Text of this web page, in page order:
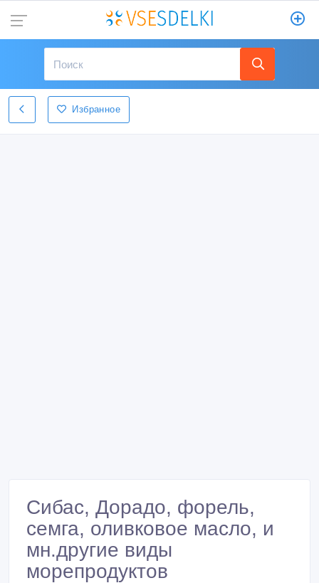
Избранное
Сибас, Дорадо, форель,
семга, оливковое масло, и
мн.другие виды
морепродуктов